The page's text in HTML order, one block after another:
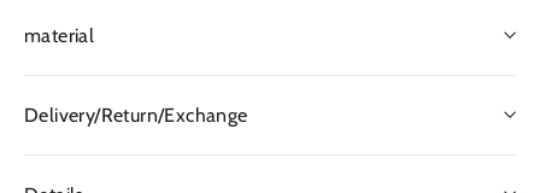
material
Delivery/Return/Exchange